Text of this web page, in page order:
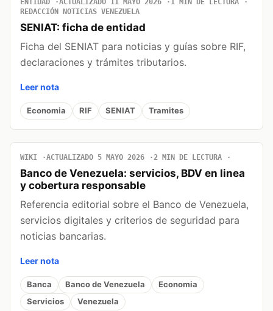
REDACCIÓN NOTICIAS VENEZUELA
SENIAT: ficha de entidad
Ficha del SENIAT para noticias y guías sobre RIF,
declaraciones y trámites tributarios.
Leer nota
Economia RIF SENIAT Tramites
WIKI ACTUALIZADO 5 MAYO 2026 2 MIN DE LECTURA
Banco de Venezuela: servicios, BDV en linea
y cobertura responsable
Referencia editorial sobre el Banco de Venezuela,
servicios digitales y criterios de seguridad para
noticias bancarias.
Leer nota
Banca Banco de Venezuela
Economia
Servicios
Venezuela